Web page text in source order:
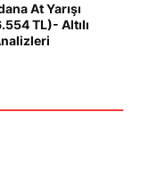
At Yarışı
TL)- Altılı